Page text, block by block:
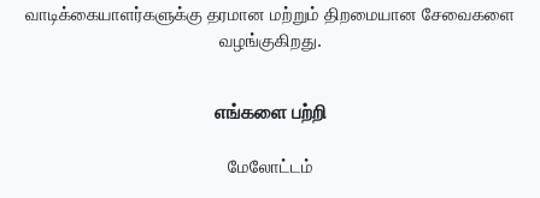
வாடிக்கையாளர்களுக்கு தரமான மற்றும் திறமையான சேவைகளை
வழங்குகிறது.
எங்களை பற்றி
மேலோட்டம்